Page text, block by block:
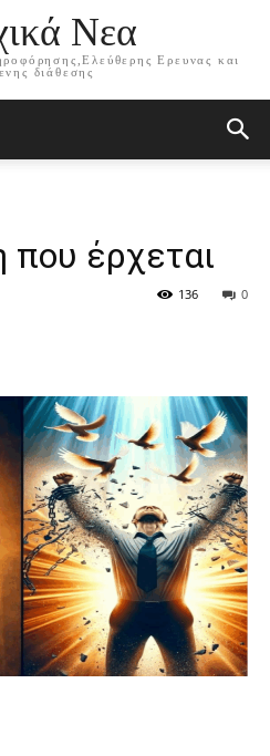
Νεα
Ερευνας και
διάθεσης
έρχεται
0
136